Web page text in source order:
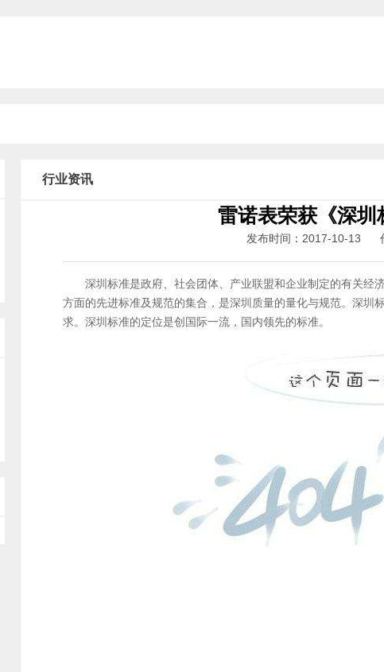
行业资讯
雷诺表荣获《深圳
发布时间：2017-10-13
深圳标准是政府、社会团体、产业联盟和企业制定的有关经
方面的先进标准及规范的集合，是深圳质量的量化与规范。深圳
求。深圳标准的定位是创国际一流，国内领先的标准。